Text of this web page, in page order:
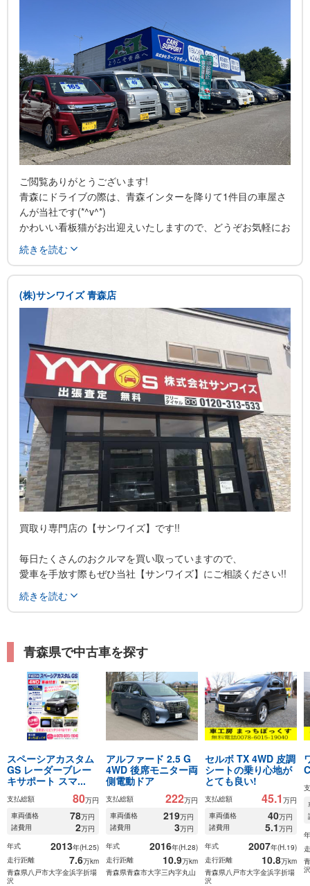
ご閲覧ありがとうございます!
青森にドライブの際は、青森インターを降りて1件目の車屋さ
んが当社です(*^v^*)
かわいい看板猫がお出迎えいたしますので、どうぞお気軽にお
立ち寄りください。
[企業理念]
1.困った時はお互い様。
2.頼まれ事は「ハイ喜んで!」。
3.よい仕事をすれば、絶対に裏切られる事はない。
4.お客様の笑顔が何よりの報酬です。
[カーズサポートその①注文販売]
気に入った車が見つかるまで展示場廻り・・・はもう古い!
業界専用のオークション、共有在庫から、お客様のご予算・ご
希望にピッタリのお車お探しをサポートさせていただきます。
[カーズサポートその②現金買取]
車検がない・・・事故車、故障車、不動車・・・走行距離が
10万キロを超え・・・(ToT)
ご安心ください!引取にお伺いしたその場で、現金買取いたし
ます。
名義変更などの諸手続きも...
続きを読む
(株)サンワイズ 青森店
買取り専門店の【サンワイズ】です!!
毎日たくさんのおクルマを買い取っていますので、
愛車を手放す際もぜひ当社【サンワイズ】にご相談ください!!
買い替え時はもちろんの事、ご自分の愛車の価値を知りたいと
いうだけでも
住所は青森市富田3丁目6-27
FAX017-718-2095
続きを読む
青森県で中古車を探す
スペーシアカスタム
GS レーダーブレー
キサポート スマ...
支払総額 80万円
車両価格
78万円
諸費用
2万円
年式
2013年(H.25)
走行距離
7.6万km
青森県八戸市大字金浜字折場
沢
アルファード 2.5 G
4WD 後席モニター両
側電動ドア
支払総額 222万円
車両価格
219万円
諸費用
3万円
年式
2016年(H.28)
走行距離
10.9万km
青森県青森市大字三内字丸山
セルボ TX 4WD 皮調
シートの乗り心地が
とても良い!
支払総額 45.1 万円
車両価格
40万円
諸費用
5.1万円
年式
2007年(H.19)
走行距離
10.8万km
青森県八戸市大字金浜字折場
沢
沢